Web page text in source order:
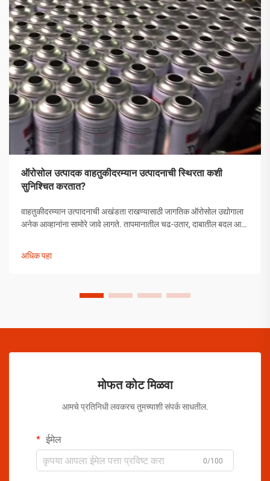
ऑरोसोल उत्पादक वाहतुकीदरम्यान उत्पादनाची स्थिरता कशी
सुनिश्चित करतात?
वाहतुकीदरम्यान उत्पादनाची अखंडता राखण्यासाठी जागतिक ऑरोसोल उद्योगाला
अनेक आव्हानांना सामोरे जावे लागते. तापमानातील चढ-उतार, दाबातील बदल आणि
उपाययोजना राबविल्या पाहिजेत.
अधिक पहा
मोफत कोट मिळवा
आमचे प्रतिनिधी लवकरच तुमच्याशी संपर्क साधतील.
ईमेल
0/100